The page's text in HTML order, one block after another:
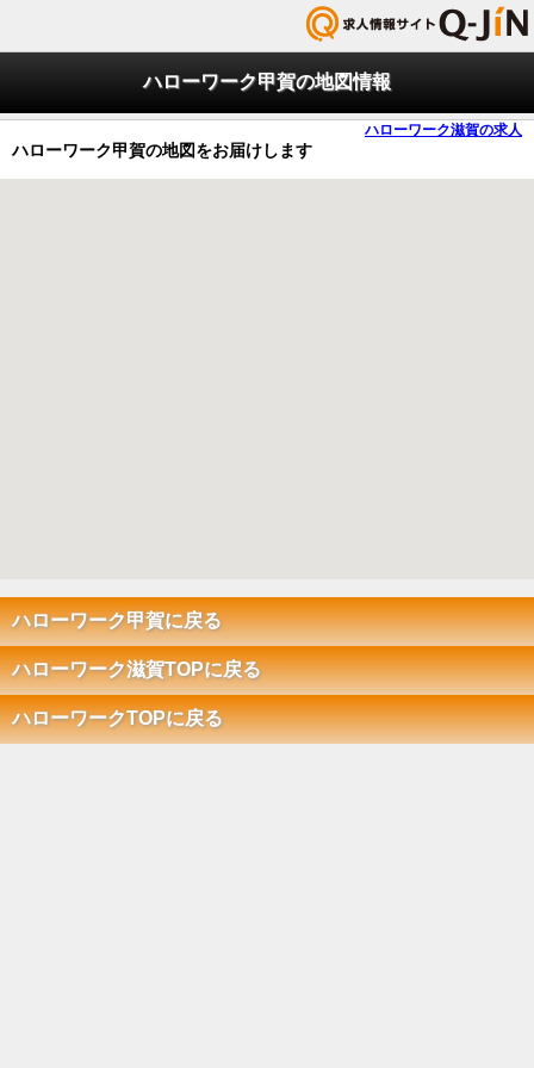
ハローワーク甲賀の地図情報
ハローワーク滋賀の求人
ハローワーク甲賀の地図をお届けします
ハローワーク甲賀に戻る
ハローワーク滋賀TOPに戻る
ハローワークTOPに戻る